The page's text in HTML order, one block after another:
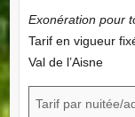
Exonération pour
Tarif en vigueur
Val de l’Aisne
Tarif par nuitée/